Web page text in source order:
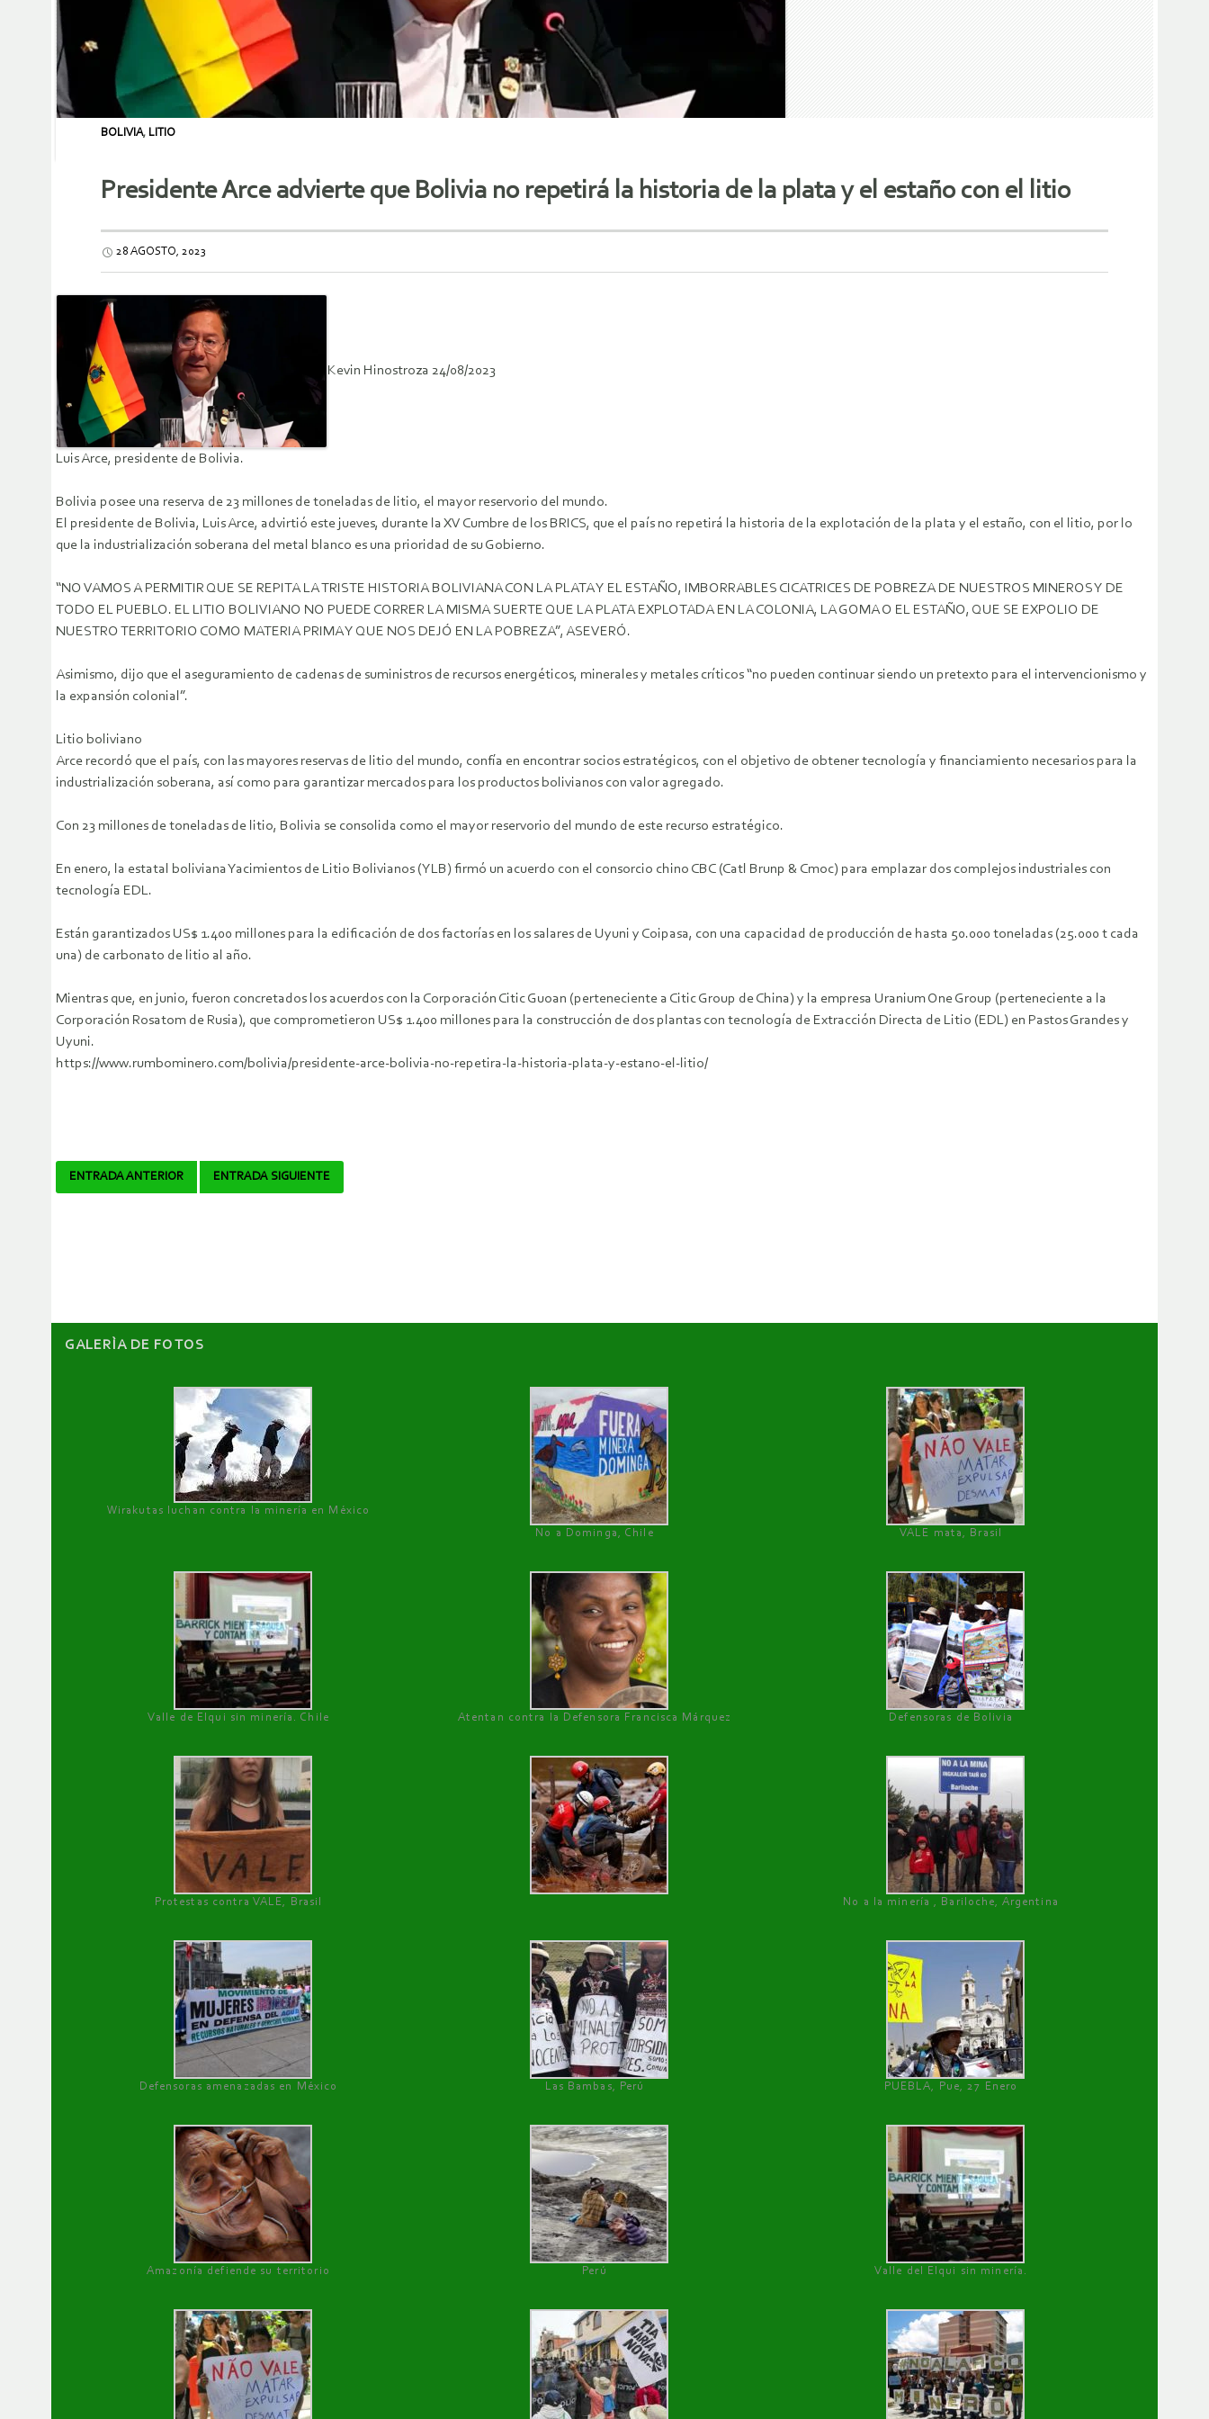
BOLIVIA, LITIO
Presidente Arce advierte que Bolivia no repetirá la historia de la plata y el estaño con el litio
28 AGOSTO, 2023
Kevin Hinostroza 24/08/2023
Luis Arce, presidente de Bolivia.
Bolivia posee una reserva de 23 millones de toneladas de litio, el mayor reservorio del mundo.
El presidente de Bolivia, Luis Arce, advirtió este jueves, durante la XV Cumbre de los BRICS, que el país no repetirá la historia de la explotación de la plata y el estaño, con el litio, por lo
que la industrialización soberana del metal blanco es una prioridad de su Gobierno.
“NO VAMOS A PERMITIR QUE SE REPITA LA TRISTE HISTORIA BOLIVIANA CON LA PLATA Y EL ESTAÑO, IMBORRABLES CICATRICES DE POBREZA DE NUESTROS MINEROS Y DE
TODO EL PUEBLO. EL LITIO BOLIVIANO NO PUEDE CORRER LA MISMA SUERTE QUE LA PLATA EXPLOTADA EN LA COLONIA, LA GOMA O EL ESTAÑO, QUE SE EXPOLIO DE
NUESTRO TERRITORIO COMO MATERIA PRIMA Y QUE NOS DEJÓ EN LA POBREZA”, ASEVERÓ.
Asimismo, dijo que el aseguramiento de cadenas de suministros de recursos energéticos, minerales y metales críticos “no pueden continuar siendo un pretexto para el intervencionismo y
la expansión colonial”.
Litio boliviano
Arce recordó que el país, con las mayores reservas de litio del mundo, confía en encontrar socios estratégicos, con el objetivo de obtener tecnología y financiamiento necesarios para la
industrialización soberana, así como para garantizar mercados para los productos bolivianos con valor agregado.
Con 23 millones de toneladas de litio, Bolivia se consolida como el mayor reservorio del mundo de este recurso estratégico.
En enero, la estatal boliviana Yacimientos de Litio Bolivianos (YLB) firmó un acuerdo con el consorcio chino CBC (Catl Brunp & Cmoc) para emplazar dos complejos industriales con
tecnología EDL.
Están garantizados US$ 1.400 millones para la edificación de dos factorías en los salares de Uyuni y Coipasa, con una capacidad de producción de hasta 50.000 toneladas (25.000 t cada
una) de carbonato de litio al año.
Mientras que, en junio, fueron concretados los acuerdos con la Corporación Citic Guoan (perteneciente a Citic Group de China) y la empresa Uranium One Group (perteneciente a la
Corporación Rosatom de Rusia), que comprometieron US$ 1.400 millones para la construcción de dos plantas con tecnología de Extracción Directa de Litio (EDL) en Pastos Grandes y
Uyuni.
https://www.rumbominero.com/bolivia/presidente-arce-bolivia-no-repetira-la-historia-plata-y-estano-el-litio/
Navegador
ENTRADA ANTERIOR ENTRADA SIGUIENTE
GALERÌA DE FOTOS
Wirakutas luchan contra la minería en México
No a Dominga, Chile
VALE mata, Brasil
Valle de Elqui sin minería. Chile Atentan contra la Defensora Francisca Márquez Defensoras de Bolivia
Protestas contra VALE, Brasil No a la minería , Bariloche, Argentina
Defensoras amenazadas en México Las Bambas, Perú PUEBLA, Pue, 27 Enero
Amazonía defiende su territorio Perú Valle del Elqui sin minería.